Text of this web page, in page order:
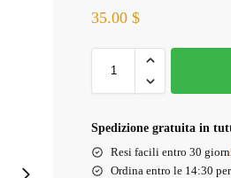
35.00$
Spedizione gratuita in
Resi facili entro 30
Ordina entro le 14:30